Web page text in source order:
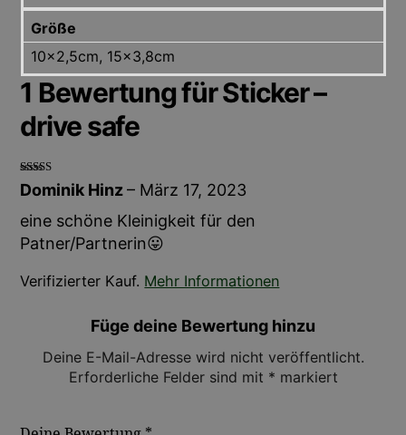
Größe
10×2,5cm, 15×3,8cm
1 Bewertung fürSticker –
drive safe
Bewertet
mit5von 5
Dominik Hinz– März 17, 2023
eine schöne Kleinigkeit für den
Patner/Partnerin😛
Verifizierter Kauf. Mehr Informationen
Füge deine Bewertung hinzu
Deine E-Mail-Adresse wird nicht veröffentlicht.
Erforderliche Felder sind mit * markiert